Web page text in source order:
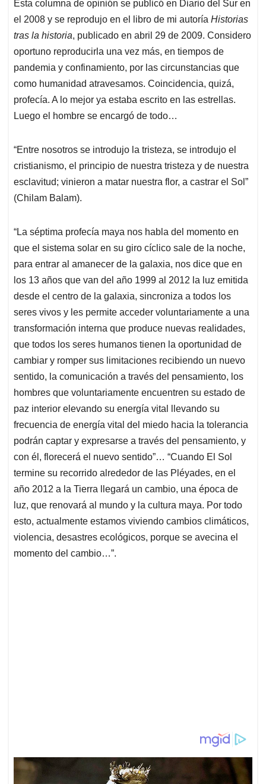
s
A
p
p
b
o
o
k
e
d
I
n
l
a
d
s
Esta columna de opinión se publicó en Diario del Sur en
el 2008 y se reprodujo en el libro de mi autoría Historias
tras la historia, publicado en abril 29 de 2009. Considero
oportuno reproducirla una vez más, en tiempos de
pandemia y confinamiento, por las circunstancias que
como humanidad atravesamos. Coincidencia, quizá,
profecía. A lo mejor ya estaba escrito en las estrellas.
Luego el hombre se encargó de todo…
“Entre nosotros se introdujo la tristeza, se introdujo el
cristianismo, el principio de nuestra tristeza y de nuestra
esclavitud; vinieron a matar nuestra flor, a castrar el Sol”
(Chilam Balam).
“La séptima profecía maya nos habla del momento en
que el sistema solar en su giro cíclico sale de la noche,
para entrar al amanecer de la galaxia, nos dice que en
los 13 años que van del año 1999 al 2012 la luz emitida
desde el centro de la galaxia, sincroniza a todos los
seres vivos y les permite acceder voluntariamente a una
transformación interna que produce nuevas realidades,
que todos los seres humanos tienen la oportunidad de
cambiar y romper sus limitaciones recibiendo un nuevo
sentido, la comunicación a través del pensamiento, los
hombres que voluntariamente encuentren su estado de
paz interior elevando su energía vital llevando su
frecuencia de energía vital del miedo hacia la tolerancia
podrán captar y expresarse a través del pensamiento, y
con él, florecerá el nuevo sentido”… “Cuando El Sol
termine su recorrido alrededor de las Pléyades, en el
año 2012 a la Tierra llegará un cambio, una época de
luz, que renovará al mundo y la cultura maya. Por todo
esto, actualmente estamos viviendo cambios climáticos,
violencia, desastres ecológicos, porque se avecina el
momento del cambio…”.